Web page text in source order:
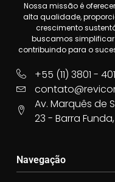
Nossa missão é
alta qualidade,
crescimento
buscamos
contribuindo para o
+55 (11) 3801 -
Av. Marquês de
23 - Barra
Navegação